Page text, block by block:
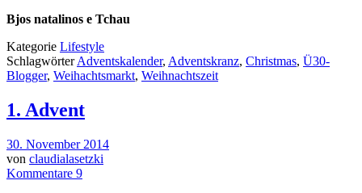
Bjos natalinos e Tchau
Kategorie Lifestyle
SchlagwörterAdventskalender, Adventskranz, Christmas, Ü30-
Blogger, Weihachtsmarkt, Weihnachtszeit
1. Advent
30. November 2014
von claudialasetzki
Kommentare 9